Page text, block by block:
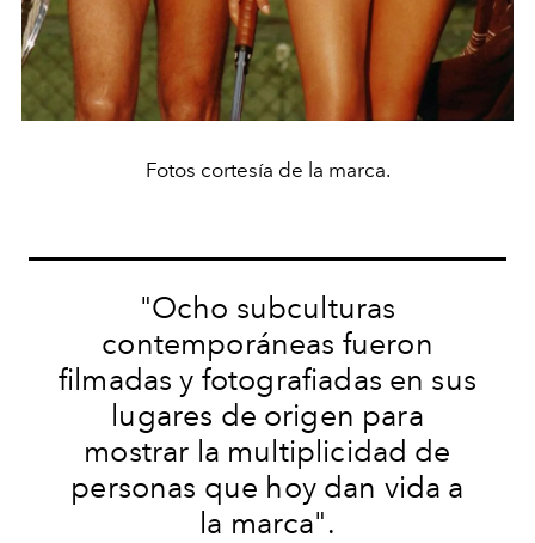
Fotos cortesía de la marca.
"Ocho subculturas
contemporáneas fueron
filmadas y fotografiadas en sus
lugares de origen para
mostrar la multiplicidad de
personas que hoy dan vida a
la marca".